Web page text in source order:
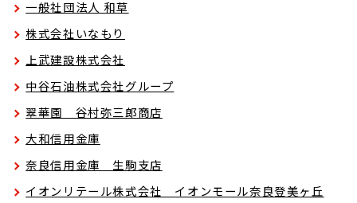
一般社団法人 和草
株式会社いなもり
上武建設株式会社
中谷石油株式会社グループ
翠華園 谷村弥三郎商店
大和信用金庫
奈良信用金庫 生駒支店
イオンリテール株式会社 イオンモール奈良登美ヶ丘